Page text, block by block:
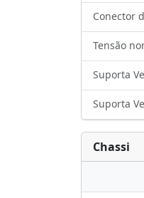
Conector
Tensão
Suporta
Suporta
Chassi